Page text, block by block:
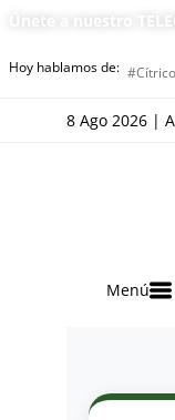
Únete a nuestro
Hoy hablamos de:
8 Ago 2026 |
Menú